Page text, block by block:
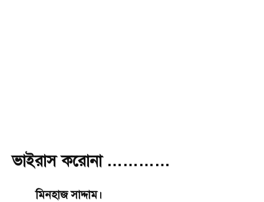
ভাইরাস করোনা …………
মিনহাজ সাদ্দাম।